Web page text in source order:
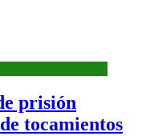
prisión
tocamientos